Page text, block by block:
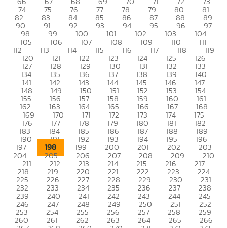
74 75 76 77 78 79 80 81
82 83 84 85 86 87 88 89
90 91 92 93 94 95 96 97
98 99 100 101 102 103 104
105 106 107 108 109 110 111
112 113 114 115 116 117 118 119
120 121 122 123 124 125 126
127 128 129 130 131 132 133
134 135 136 137 138 139 140
141 142 143 144 145 146 147
148 149 150 151 152 153 154
155 156 157 158 159 160 161
162 163 164 165 166 167 168
169 170 171 172 173 174 175
176 177 178 179 180 181 182
183 184 185 186 187 188 189
190 191 192 193 194 195 196
197 198 199 200 201 202 203
204 205 206 207 208 209 210
211 212 213 214 215 216 217
218 219 220 221 222 223 224
225 226 227 228 229 230 231
232 233 234 235 236 237 238
239 240 241 242 243 244 245
246 247 248 249 250 251 252
253 254 255 256 257 258 259
260 261 262 263 264 265 266